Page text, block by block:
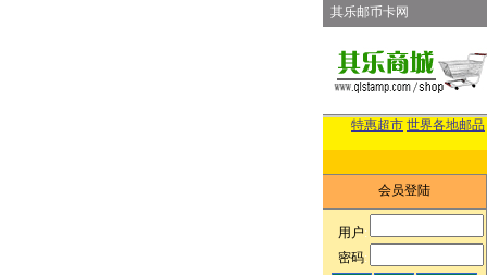
其乐邮币卡网
特惠超市 世界各地邮品
会员登陆
用户:
密码: